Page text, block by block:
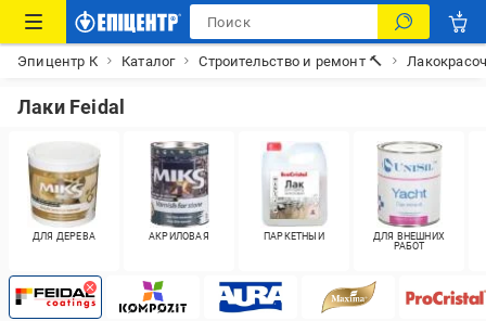
Эпицентр К Каталог Строительство и ремонт 🔨
Лаки Feidal
ДЛЯ ДЕРЕВА АКРИЛОВАЯ ПАРКЕТНЫЙ
ДЛЯ ВНЕШНИХ
РАБОТ